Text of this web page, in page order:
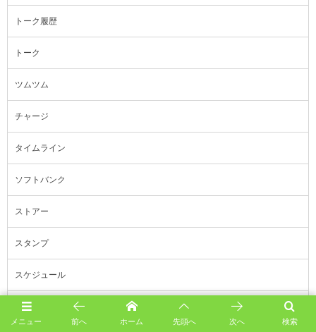
トーク履歴
トーク
ツムツム
チャージ
タイムライン
ソフトバンク
ストアー
スタンプ
スケジュール
コラム
メニュー 検索
前へ ホーム 先頭へ 次へ